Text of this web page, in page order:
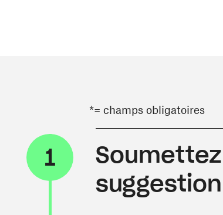
*= champs obligatoires
1
suggestion